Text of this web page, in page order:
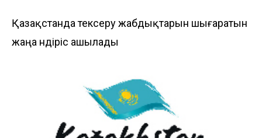
Қазақстанда тексеру жабдықтарын шығаратын
жаңа өндіріс ашылады